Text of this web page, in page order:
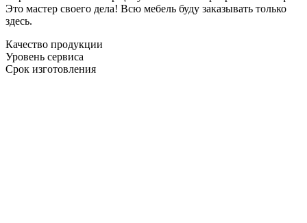
Это мастер своего дела! Всю мебель буду заказывать только
здесь.
Качество продукции
Уровень сервиса
Срок изготовления